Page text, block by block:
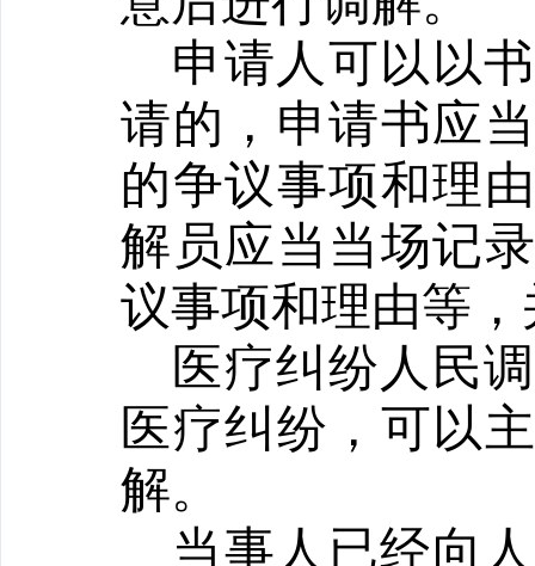
申请人可以以
请的，申请书应
的争议事项和理
解员应当当场记
议事项和理由等
医疗纠纷人民
医疗纠纷，可以
解。
当事人已经向